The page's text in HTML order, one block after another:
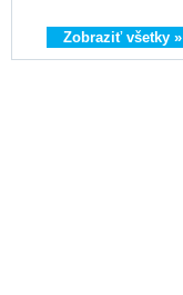
Zobraziť všetky »